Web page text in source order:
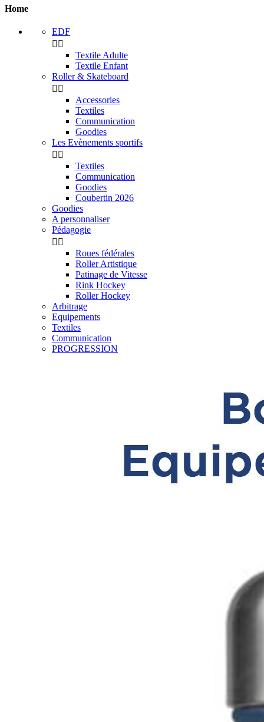
Home
EDF
 
Textile Adulte
Textile Enfant
Roller & Skateboard
 
Accessories
Textiles
Communication
Goodies
Les Evènements sportifs
 
Textiles
Communication
Goodies
Coubertin 2026
Goodies
A personnaliser
Pédagogie
 
Roues fédérales
Roller Artistique
Patinage de Vitesse
Rink Hockey
Roller Hockey
Arbitrage
Equipements
Textiles
Communication
PROGRESSION